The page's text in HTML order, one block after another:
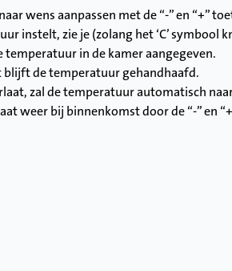
wens aanpassen met de “-” en “+”
instelt, zie je (zolang het ‘C’ symbool
temperatuur in de kamer aangegeven.
blijft de temperatuur gehandhaafd.
zal de temperatuur automatisch
weer bij binnenkomst door de “-” en